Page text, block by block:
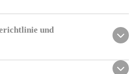
n
n
n
n
und